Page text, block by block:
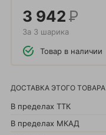
3 942Р
За 3 шарика
Товар в наличии
ДОСТАВКА ЭТОГО ТОВАРА
В пределах ТТК
В пределах МКАД